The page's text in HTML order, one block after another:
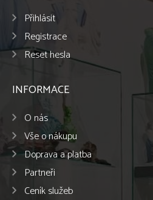
Přihlásit
Registrace
Reset hesla
INFORMACE
O nás
Vše o nákupu
Doprava a platba
Partneři
Ceník služeb